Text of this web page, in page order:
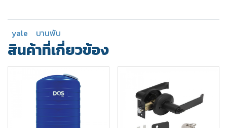
yale บานพับ
สินค้าที่เกี่ยวข้อง